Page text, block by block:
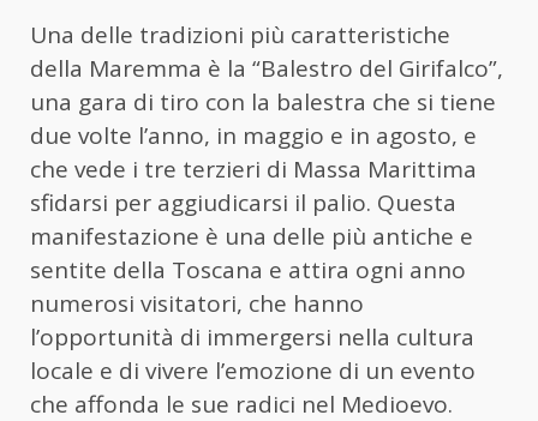
Una delle tradizioni più caratteristiche
della Maremma è la “Balestro del Girifalco”,
una gara di tiro con la balestra che si tiene
due volte l’anno, in maggio e in agosto, e
che vede i tre terzieri di Massa Marittima
sfidarsi per aggiudicarsi il palio. Questa
manifestazione è una delle più antiche e
sentite della Toscana e attira ogni anno
numerosi visitatori, che hanno
l’opportunità di immergersi nella cultura
locale e di vivere l’emozione di un evento
che affonda le sue radici nel Medioevo.